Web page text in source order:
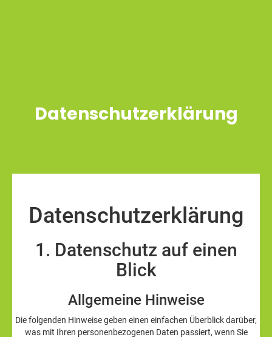
Datenschutzerklärung
Datenschutz­erklärung
1. Datenschutz auf einen
Blick
Allgemeine Hinweise
Die folgenden Hinweise geben einen einfachen Überblick darüber,
was mit Ihren personenbezogenen Daten passiert, wenn Sie